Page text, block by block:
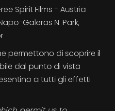
Spirit Films - Austria
Galeras N. Park,
permettono di scoprire il
dal punto di vista
a tutti gli effetti